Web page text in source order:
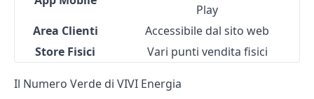
Play
Area Clienti
Accessibile dal sito web
Store Fisici
Vari punti vendita fisici
Il Numero Verde di VIVI Energia